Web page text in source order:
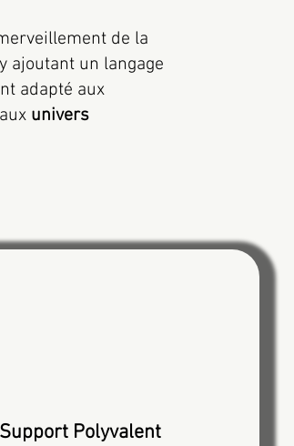
de la
ajoutant un langage
adapté aux
univers
Polyvalent